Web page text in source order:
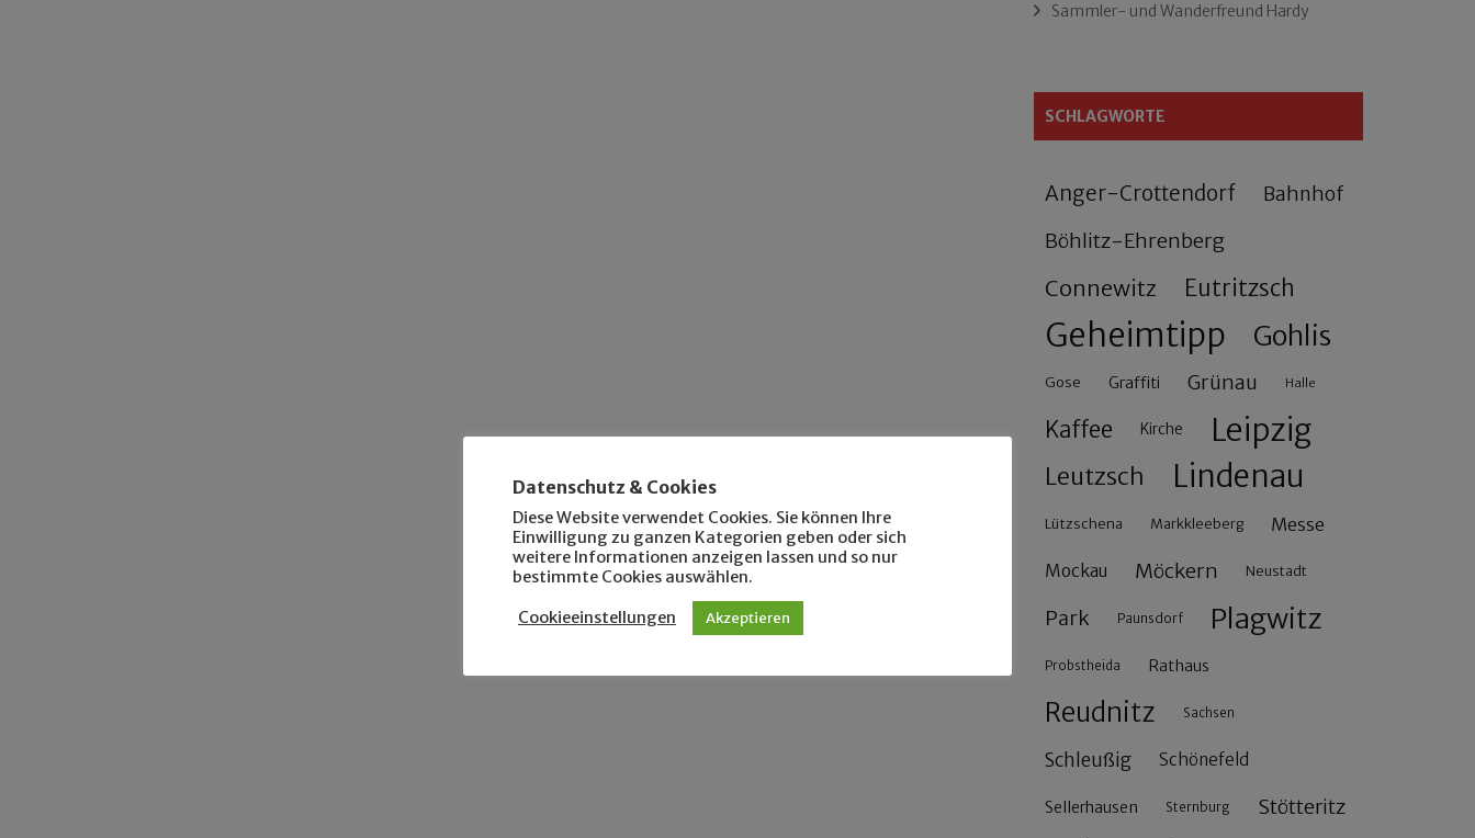
Sammler- und Wanderfreund Hardy
SCHLAGWORTE
Anger-Crottendorf Bahnhof
Böhlitz-Ehrenberg
Connewitz Eutritzsch
Geheimtipp Gohlis
Gose Graffiti Grünau Halle
Kaffee Kirche Leipzig
Leutzsch Lindenau
Lützschena Markkleeberg Messe
Mockau Möckern Neustadt
Park Paunsdorf Plagwitz
Probstheida Rathaus
Reudnitz Sachsen
Schleußig Schönefeld
Sellerhausen Sternburg Stötteritz
Datenschutz & Cookies
Diese Website verwendet Cookies. Sie können Ihre
Einwilligung zu ganzen Kategorien geben oder sich
weitere Informationen anzeigen lassen und so nur
bestimmte Cookies auswählen.
Cookieeinstellungen Akzeptieren